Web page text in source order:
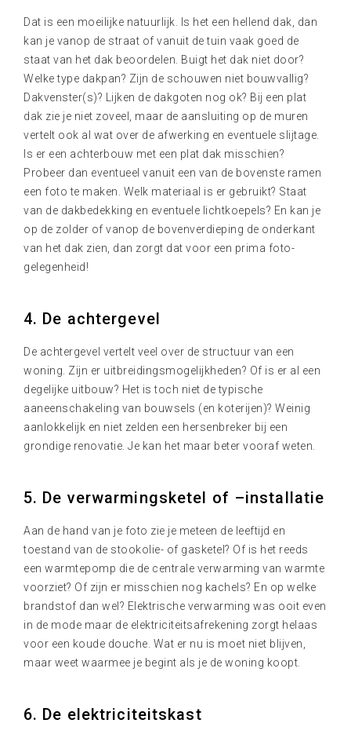
Dat is een moeilijke natuurlijk. Is het een hellend dak, dan
kan je vanop de straat of vanuit de tuin vaak goed de
staat van het dak beoordelen. Buigt het dak niet door?
Welke type dakpan? Zijn de schouwen niet bouwvallig?
Dakvenster(s)? Lijken de dakgoten nog ok? Bij een plat
dak zie je niet zoveel, maar de aansluiting op de muren
vertelt ook al wat over de afwerking en eventuele slijtage.
Is er een achterbouw met een plat dak misschien?
Probeer dan eventueel vanuit een van de bovenste ramen
een foto te maken. Welk materiaal is er gebruikt? Staat
van de dakbedekking en eventuele lichtkoepels? En kan je
op de zolder of vanop de bovenverdieping de onderkant
van het dak zien, dan zorgt dat voor een prima foto-
gelegenheid!
4. De achtergevel
De achtergevel vertelt veel over de structuur van een
woning. Zijn er uitbreidingsmogelijkheden? Of is er al een
degelijke uitbouw? Het is toch niet de typische
aaneenschakeling van bouwsels (en koterijen)? Weinig
aanlokkelijk en niet zelden een hersenbreker bij een
grondige renovatie. Je kan het maar beter vooraf weten.
5. De verwarmingsketel of –installatie
Aan de hand van je foto zie je meteen de leeftijd en
toestand van de stookolie- of gasketel? Of is het reeds
een warmtepomp die de centrale verwarming van warmte
voorziet? Of zijn er misschien nog kachels? En op welke
brandstof dan wel? Elektrische verwarming was ooit even
in de mode maar de elektriciteitsafrekening zorgt helaas
voor een koude douche. Wat er nu is moet niet blijven,
maar weet waarmee je begint als je de woning koopt.
6. De elektriciteitskast